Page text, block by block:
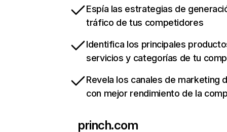
Espía las estrategias de
tráfico de tus competidores
Identifica los principales
servicios y categorías de tu
Revela los canales de marketing
con mejor rendimiento de la
princh.com